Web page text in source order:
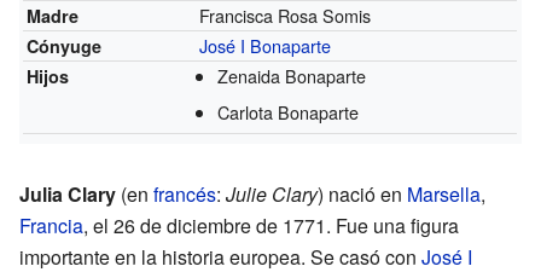
Madre Francisca Rosa Somis
Cónyuge José I Bonaparte
Hijos
Zenaida Bonaparte
Carlota Bonaparte
Julia Clary (en francés: Julie Clary) nació en Marsella,
Francia, el 26 de diciembre de 1771. Fue una figura
importante en la historia europea. Se casó con José I